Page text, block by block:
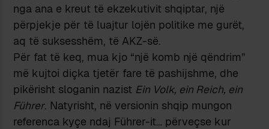
nga ana e kreut të ekzekutivit shqiptar, një
përpjekje për të luajtur lojën politike me gurët,
aq të suksesshëm, të AKZ-së.
Për fat të keq, mua kjo “një komb një qëndrim”
më kujtoi diçka tjetër fare të pashijshme, dhe
pikërisht sloganin nazist Ein Volk, ein Reich, ein
Führer. Natyrisht, në versionin shqip mungon
referenca kyçe ndaj Führer-it… përveçse kur